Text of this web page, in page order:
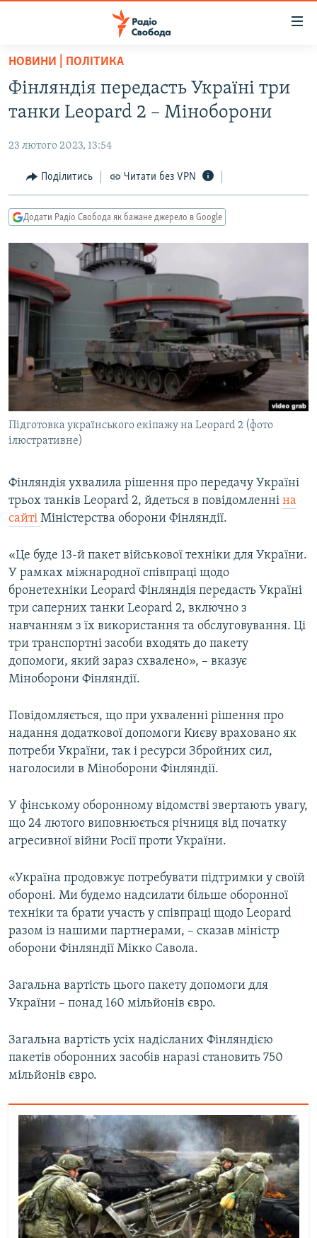
Перейти
основного
матеріалу
до
навігації
Перейти
до
ВСЕ ЗА ДОБУ
ПОЛІТИКА
ЕКОНОМІКА
КУЛЬТУРА
СПОРТ
УКРАЇНА
СВІТ
ВІЙНА
РОСІЙСЬКА «ФІЛЬТРАЦІЯ»
КРИМ.РЕАЛІЇ
ТИ ЯК?
СХЕМИ
КИТАЙ.ВИКЛИКИ
МУЛЬТИМЕДІА
ФОТО
СПЕЦПРОЄКТИ
ПОДКАСТИ
КРИМ РЕАЛІЇ
УКР
КТАТ
ДОЛУЧАЙСЯ!
Усі сайти RFE/RL
НОВИНИ | ПОЛІТИКА
Фінляндія передасть Україні три
танки Leopard 2 – Міноборони
23 лютого 2023, 13:54
Поділитись Читати без VPN
Додати Радіо Свобода як бажане джерело в Google
Підготовка українського екіпажу на Leopard 2 (фото
ілюстративне)
Фінляндія ухвалила рішення про передачу Україні
трьох танків Leopard 2, йдеться в повідомленні на
сайті Міністерства оборони Фінляндії.
«Це буде 13-й пакет військової техніки для України.
У рамках міжнародної співпраці щодо
бронетехніки Leopard Фінляндія передасть Україні
три саперних танки Leopard 2, включно з
навчанням з їх використання та обслуговування. Ці
три транспортні засоби входять до пакету
допомоги, який зараз схвалено», – вказує
Міноборони Фінляндії.
Повідомляється, що при ухваленні рішення про
надання додаткової допомоги Києву враховано як
потреби України, так і ресурси Збройних сил,
наголосили в Міноборони Фінляндії.
У фінському оборонному відомстві звертають увагу,
що 24 лютого виповнюється річниця від початку
агресивної війни Росії проти України.
«Україна продовжує потребувати підтримки у своїй
обороні. Ми будемо надсилати більше оборонної
техніки та брати участь у співпраці щодо Leopard
разом із нашими партнерами, – сказав міністр
оборони Фінляндії Мікко Савола.
Загальна вартість цього пакету допомоги для
України – понад 160 мільйонів євро.
Загальна вартість усіх надісланих Фінляндією
пакетів оборонних засобів наразі становить 750
мільйонів євро.